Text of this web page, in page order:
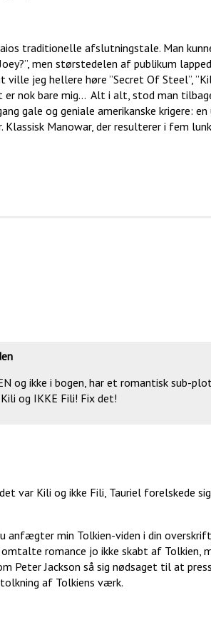
traditionelle afslutningstale. Man
men størstedelen af publikum
jeg hellere høre ”Secret Of Steel”,
er nok bare mig… Alt i alt, stod man
gale og geniale amerikanske krigere:
Manowar, der resulterer i fem
og ikke i bogen, har et romantisk sub-
og IKKE Fili! Fix det!
var Kili og ikke Fili, Tauriel forelskede
anfægter min Tolkien-viden i din
romance jo ikke skabt af Tolkien,
Peter Jackson så sig nødsaget til at
af Tolkiens værk.